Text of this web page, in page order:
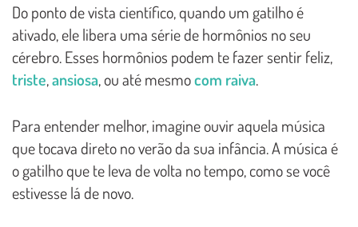
Do ponto de vista científico, quando um gatilho é
ativado, ele libera uma série de hormônios no seu
cérebro. Esses hormônios podem te fazer sentir feliz,
triste,ansiosa, ou até mesmocom raiva.
Para entender melhor, imagine ouvir aquela música
que tocava direto no verão da sua infância. A música é
o gatilho que te leva de volta no tempo, como se você
estivesse lá de novo.